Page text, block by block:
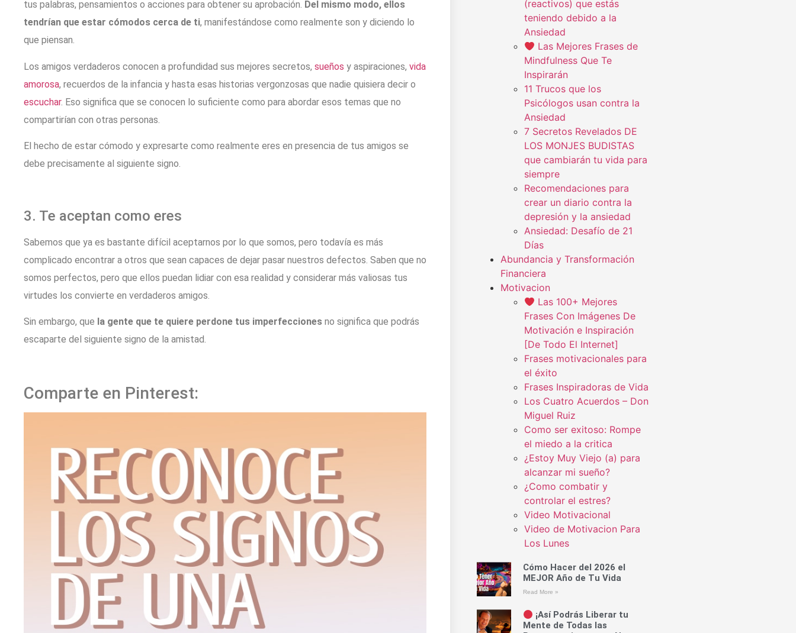
tus palabras, pensamientos o acciones para obtener su aprobación. Del mismo modo, ellos
tendrían que estar cómodos cerca de ti, manifestándose como realmente son y diciendo lo
que piensan.
Los amigos verdaderos conocen a profundidad sus mejores secretos, sueños y aspiraciones, vida
amorosa, recuerdos de la infancia y hasta esas historias vergonzosas que nadie quisiera decir o
escuchar. Eso significa que se conocen lo suficiente como para abordar esos temas que no
compartirían con otras personas.
El hecho de estar cómodo y expresarte como realmente eres en presencia de tus amigos se
debe precisamente al siguiente signo.
3. Te aceptan como eres
Sabemos que ya es bastante difícil aceptarnos por lo que somos, pero todavía es más
complicado encontrar a otros que sean capaces de dejar pasar nuestros defectos. Saben que no
somos perfectos, pero que ellos puedan lidiar con esa realidad y considerar más valiosas tus
virtudes los convierte en verdaderos amigos.
Sin embargo, que la gente que te quiere perdone tus imperfecciones no significa que podrás
escaparte del siguiente signo de la amistad.
Comparte en Pinterest:
(reactivos) que estás
teniendo debido a la
Ansiedad
Las Mejores Frases de
Mindfulness Que Te
Inspirarán
11 Trucos que los
Psicólogos usan contra la
Ansiedad
7 Secretos Revelados DE
LOS MONJES BUDISTAS
que cambiarán tu vida para
siempre
Recomendaciones para
crear un diario contra la
depresión y la ansiedad
Ansiedad: Desafío de 21
Días
Abundancia y Transformación
Financiera
Motivacion
Las 100+ Mejores
Frases Con Imágenes De
Motivación e Inspiración
[De Todo El Internet]
Frases motivacionales para
el éxito
Frases Inspiradoras de Vida
Los Cuatro Acuerdos – Don
Miguel Ruiz
Como ser exitoso: Rompe
el miedo a la critica
¿Estoy Muy Viejo (a) para
alcanzar mi sueño?
¿Como combatir y
controlar el estres?
Video Motivacional
Video de Motivacion Para
Los Lunes
Cómo Hacer del 2026 el
MEJOR Año de Tu Vida
Read More »
¡Así Podrás Liberar tu
Mente de Todas las